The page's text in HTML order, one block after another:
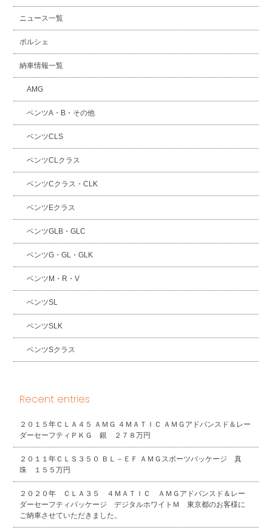
ニュース一覧
ポルシェ
納車情報一覧
AMG
ベンツA・B・その他
ベンツCLS
ベンツCLクラス
ベンツCクラス・CLK
ベンツEクラス
ベンツGLB・GLC
ベンツG・GL・GLK
ベンツM・R・V
ベンツSL
ベンツSLK
ベンツSクラス
Recent entries
２０１５年ＣＬＡ４５ ＡＭＧ ４ＭＡＴＩＣ ＡＭＧアドバンスド＆レー
ダーセーフティＰＫＧ 銀 ２７８万円
２０１１年ＣＬＳ３５０ ＢＬ－ＥＦ ＡＭＧスポーツパッケージ 真
珠 １５５万円
２０２０年 ＣＬＡ３５ ４ＭＡＴＩＣ ＡＭＧアドバンスド＆レー
ダーセーフティパッケージ デジタルホワイトＭ 東京都のお客様に
ご納車させていただきました。